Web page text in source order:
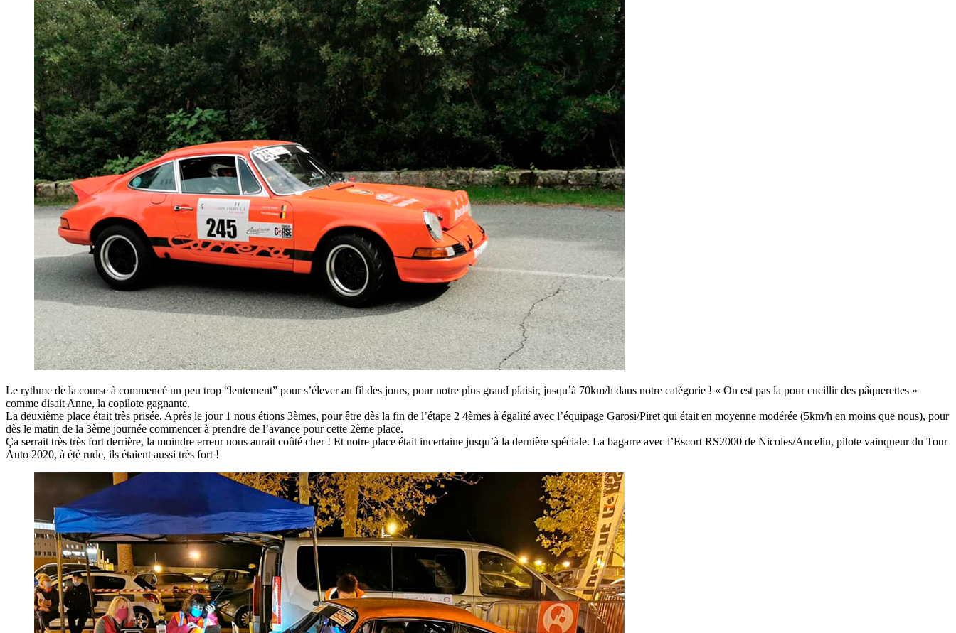
Le rythme de la course à commencé un peu trop “lentement” pour s’élever au fil des jours, pour notre plus grand plaisir, jusqu’à 70km/h dans notre catégorie ! « On est pas la pour cueillir des pâquerettes »
comme disait Anne, la copilote gagnante.
La deuxième place était très prisée. Après le jour 1 nous étions 3èmes, pour être dès la fin de l’étape 2 4èmes à égalité avec l’équipage Garosi/Piret qui était en moyenne modérée (5km/h en moins que nous), pour
dès le matin de la 3ème journée commencer à prendre de l’avance pour cette 2ème place.
Ça serrait très très fort derrière, la moindre erreur nous aurait coûté cher ! Et notre place était incertaine jusqu’à la dernière spéciale. La bagarre avec l’Escort RS2000 de Nicoles/Ancelin, pilote vainqueur du Tour
Auto 2020, à été rude, ils étaient aussi très fort !